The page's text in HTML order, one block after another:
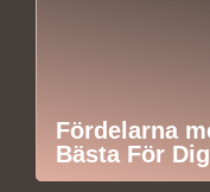
Fördelarna
Bästa För Dig